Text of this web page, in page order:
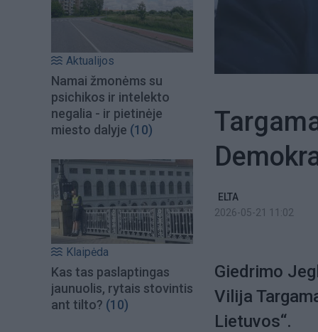
Aktualijos
Namai žmonėms su
psichikos ir intelekto
negalia - ir pietinėje
miesto dalyje (10)
Klaipėda
Kas tas paslaptingas
jaunuolis, rytais stovintis
ant tilto? (10)
ELTA
2026-05-21 11:02
Giedrimo
Vilija
Lietuvos“.